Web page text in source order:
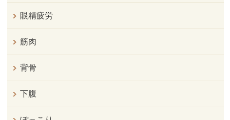
眼精疲労
筋肉
背骨
下腹